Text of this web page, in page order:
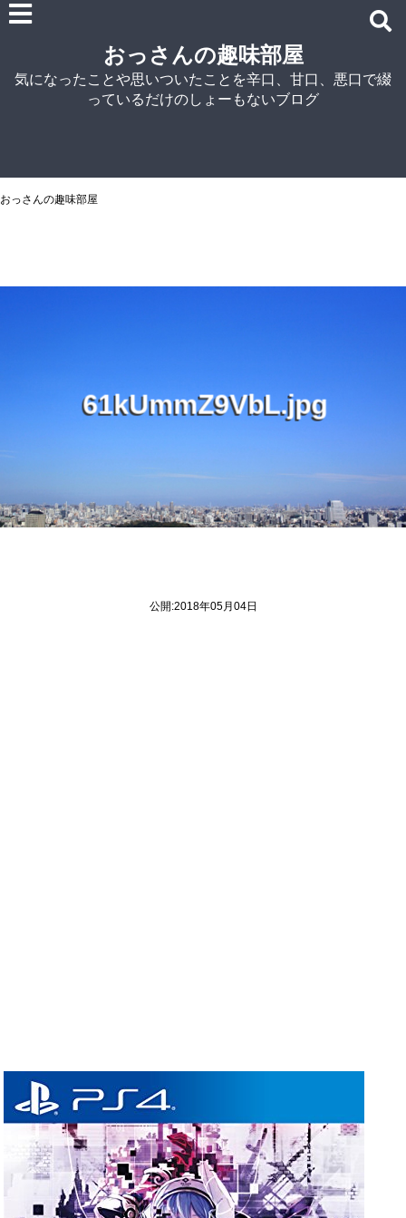
車関連の記事
パソコン関連
自宅でラーメン
NISSIN
おっさんの趣味部屋
気になったことや思いついたことを辛口、甘口、悪口で綴
っているだけのしょーもないブログ
おっさんの趣味部屋
61kUmmZ9VbL.jpg
公開:2018年05月04日